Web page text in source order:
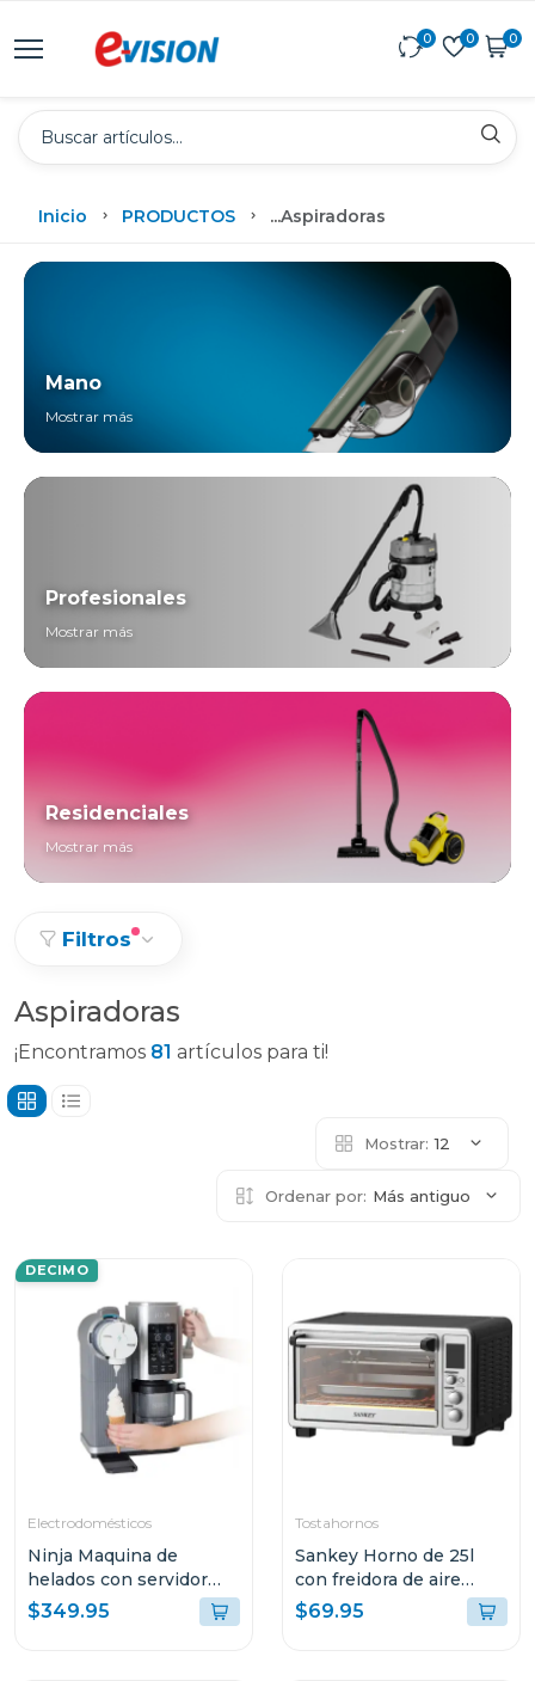
0 0 0
Inicio PRODUCTOS ...Aspiradoras
Mano
Mostrar más
Profesionales
Mostrar más
Residenciales
Mostrar más
Filtros
Aspiradoras
¡Encontramos 81 artículos para ti!
Mostrar: 12
Ordenar por: Más antiguo
DECIMO
Electrodomésticos
Ninja Maquina de
helados con servidor
swirl by creami 701
$349.95
Tostahornos
Sankey Horno de 25l
con freidora de aire
fro2509
$69.95